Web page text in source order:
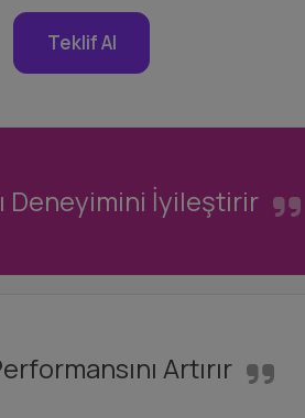
Teklif Al
Deneyimini İyileştirir
Artırır